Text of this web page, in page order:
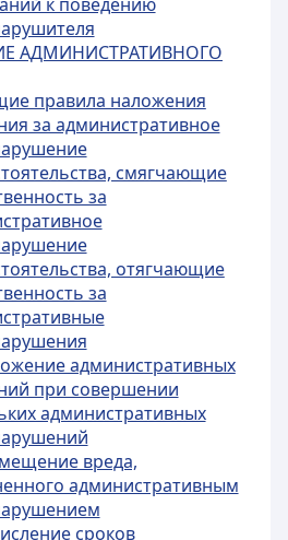
АДМИНИСТРАТИВНОГО
правила наложения
за административное
смягчающие
за
отягчающие
за
административных
при совершении
административных
вреда,
административным
сроков